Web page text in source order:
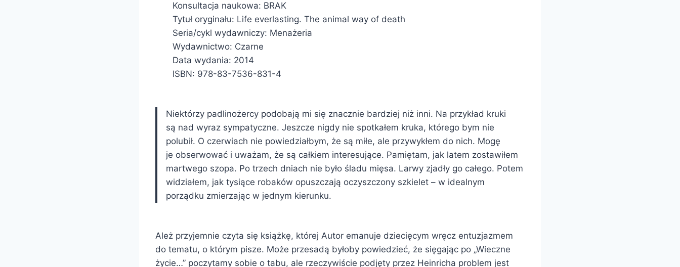
Konsultacja naukowa: BRAK
Tytuł oryginału: Life everlasting. The animal way of death
Seria/cykl wydawniczy: Menażeria
Wydawnictwo: Czarne
Data wydania: 2014
ISBN: 978-83-7536-831-4
Niektórzy padlinożercy podobają mi się znacznie bardziej niż inni. Na przykład kruki
są nad wyraz sympatyczne. Jeszcze nigdy nie spotkałem kruka, którego bym nie
polubił. O czerwiach nie powiedziałbym, że są miłe, ale przywykłem do nich. Mogę
je obserwować i uważam, że są całkiem interesujące. Pamiętam, jak latem zostawiłem
martwego szopa. Po trzech dniach nie było śladu mięsa. Larwy zjadły go całego. Potem
widziałem, jak tysiące robaków opuszczają oczyszczony szkielet – w idealnym
porządku zmierzając w jednym kierunku.
Ależ przyjemnie czyta się książkę, której Autor emanuje dziecięcym wręcz entuzjazmem
do tematu, o którym pisze. Może przesadą byłoby powiedzieć, że sięgając po „Wieczne
życie…” poczytamy sobie o tabu, ale rzeczywiście podjęty przez Heinricha problem jest